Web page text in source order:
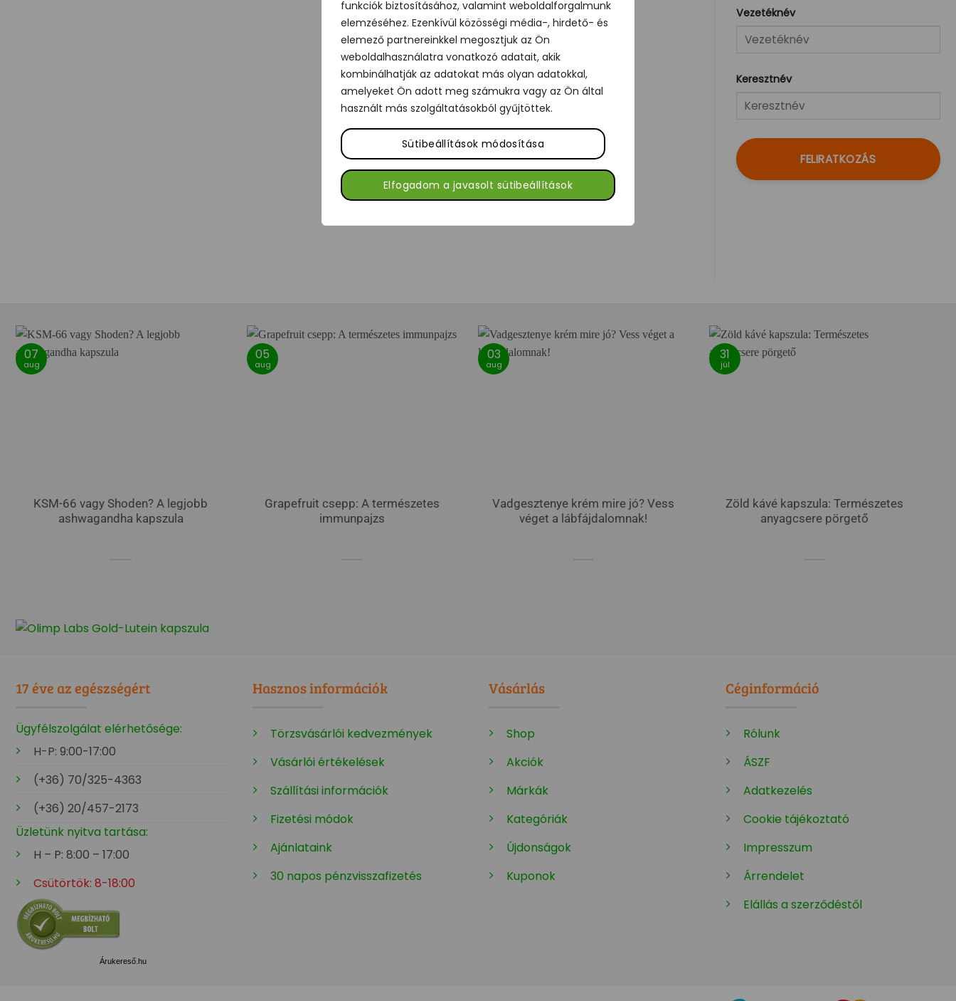
funkciók biztosításához, valamint weboldalforgalmunk
elemzéséhez. Ezenkívül közösségi média-, hirdető- és
elemező partnereinkkel megosztjuk az Ön
weboldalhasználatra vonatkozó adatait, akik
kombinálhatják az adatokat más olyan adatokkal,
amelyeket Ön adott meg számukra vagy az Ön által
használt más szolgáltatásokból gyűjtöttek.
Sütibeállítások módosítása
Elfogadom a javasolt sütibeállítások
Vezetéknév
Keresztnév
FELIRATKOZÁS
KSM-66 vagy Shoden? A legjobb
ashwagandha kapszula
07
aug
Grapefruit csepp: A természetes
immunpajzs
05
aug
Vadgesztenye krém mire jó? Vess
véget a lábfájdalomnak!
03
aug
Zöld kávé kapszula: Természetes
anyagcsere pörgető
31
júl
17 éve az egészségért
Ügyfélszolgálat elérhetősége:
H-P: 9:00-17:00
(+36) 70/325-4363
(+36) 20/457-2173
Üzletünk nyitva tartása:
H – P: 8:00 – 17:00
Csütörtök: 8-18:00
Árukereső.hu
Hasznos információk
Törzsvásárlói kedvezmények
Vásárlói értékelések
Szállítási információk
Fizetési módok
Ajánlataink
30 napos pénzvisszafizetés
Vásárlás
Shop
Akciók
Márkák
Kategóriák
Újdonságok
Kuponok
Céginformáció
Rólunk
ÁSZF
Adatkezelés
Cookie tájékoztató
Impresszum
Árrendelet
Elállás a szerződéstől